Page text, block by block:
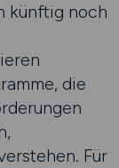
künftig noch
die
Für